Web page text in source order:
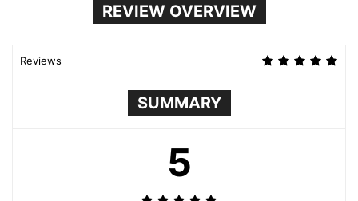
REVIEW OVERVIEW
Reviews
SUMMARY
5